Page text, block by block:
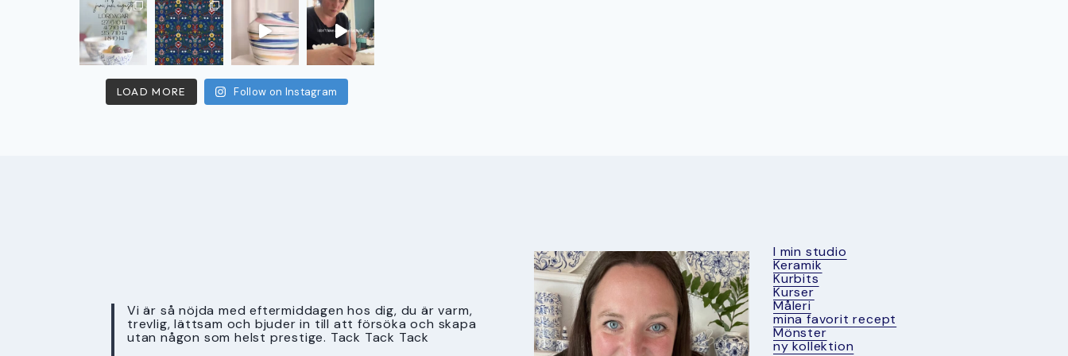
LOAD MORE Follow on Instagram
Vi är så nöjda med eftermiddagen hos dig, du är varm,
trevlig, lättsam och bjuder in till att försöka och skapa
utan någon som helst prestige. Tack Tack Tack
I min studio
Keramik
Kurbits
Kurser
Måleri
mina favorit recept
Mönster
ny kollektion